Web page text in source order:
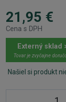
21,95 €
Cena s DPH
Externý sklad
Tovar je zvyčajne
Našiel si produkt